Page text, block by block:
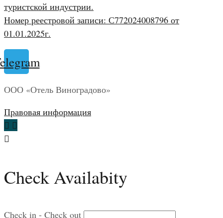
туристской индустрии.
Номер реестровой записи: С772024008796 от
01.01.2025г.
ООО «Отель Виноградово»
Правовая информация
Check Availabity
Check in - Check out